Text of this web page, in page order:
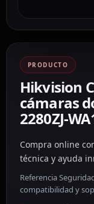
PRODUCTO
Hikvision
cámaras
2280ZJ-
Compra online
técnica y ayuda
Referencia
compatibilidad y